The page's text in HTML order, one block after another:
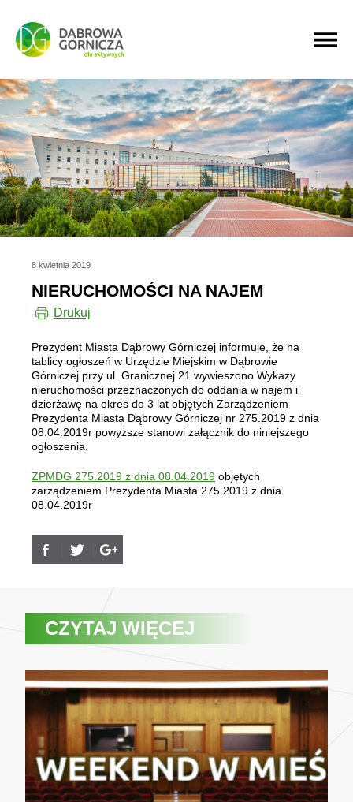
PRZEJDŹ DO MENU GŁÓWNEGO
PRZEJDŹ DO WYSZUKIWARKI
PRZEJDŹ DO TREŚCI
8 kwietnia 2019
NIERUCHOMOŚCI NA NAJEM
Drukuj
Prezydent Miasta Dąbrowy Górniczej informuje, że na
tablicy ogłoszeń w Urzędzie Miejskim w Dąbrowie
Górniczej przy ul. Granicznej 21 wywieszono Wykazy
nieruchomości przeznaczonych do oddania w najem i
dzierżawę na okres do 3 lat objętych Zarządzeniem
Prezydenta Miasta Dąbrowy Górniczej nr 275.2019 z dnia
08.04.2019r powyższe stanowi załącznik do niniejszego
ogłoszenia.
ZPMDG 275.2019 z dnia 08.04.2019 objętych
zarządzeniem Prezydenta Miasta 275.2019 z dnia
08.04.2019r
CZYTAJ WIĘCEJ